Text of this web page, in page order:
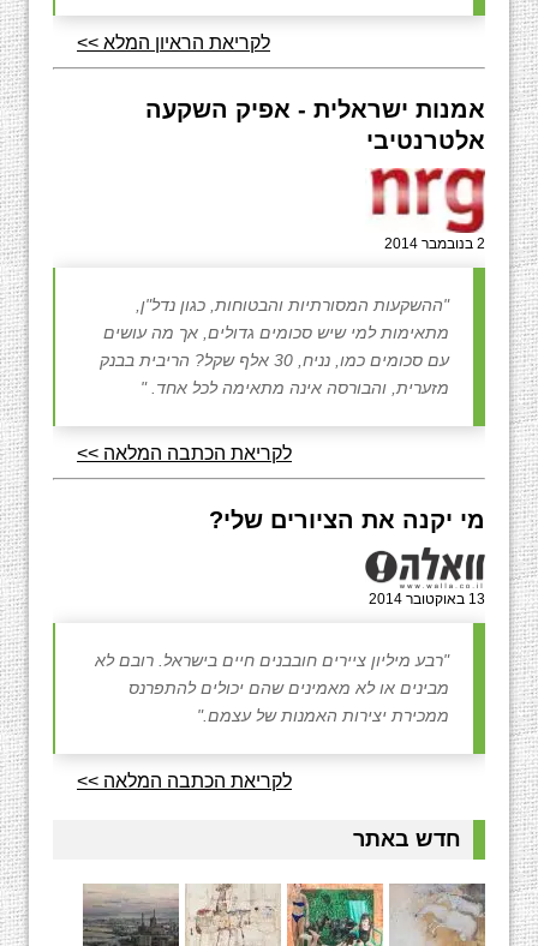
לקריאת הראיון המלא >>
אמנות ישראלית - אפיק השקעה
אלטרנטיבי
2 בנובמבר 2014
"ההשקעות המסורתיות והבטוחות, כגון נדל"ן,
מתאימות למי שיש סכומים גדולים, אך מה עושים
עם סכומים כמו, נניח, 30 אלף שקל? הריבית בבנק
מזערית, והבורסה אינה מתאימה לכל אחד. "
לקריאת הכתבה המלאה >>
מי יקנה את הציורים שלי?
13 באוקטובר 2014
"רבע מיליון ציירים חובבנים חיים בישראל. רובם לא
מבינים או לא מאמינים שהם יכולים להתפרנס
ממכירת יצירות האמנות של עצמם."
לקריאת הכתבה המלאה >>
חדש באתר